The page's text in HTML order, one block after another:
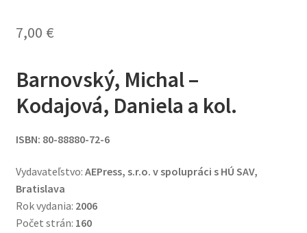
7,00 €
Barnovský, Michal –
Kodajová, Daniela a kol.
ISBN: 80-88880-72-6
Vydavateľstvo: AEPress, s.r.o. v spolupráci s HÚ SAV,
Bratislava
Rok vydania: 2006
Počet strán: 160